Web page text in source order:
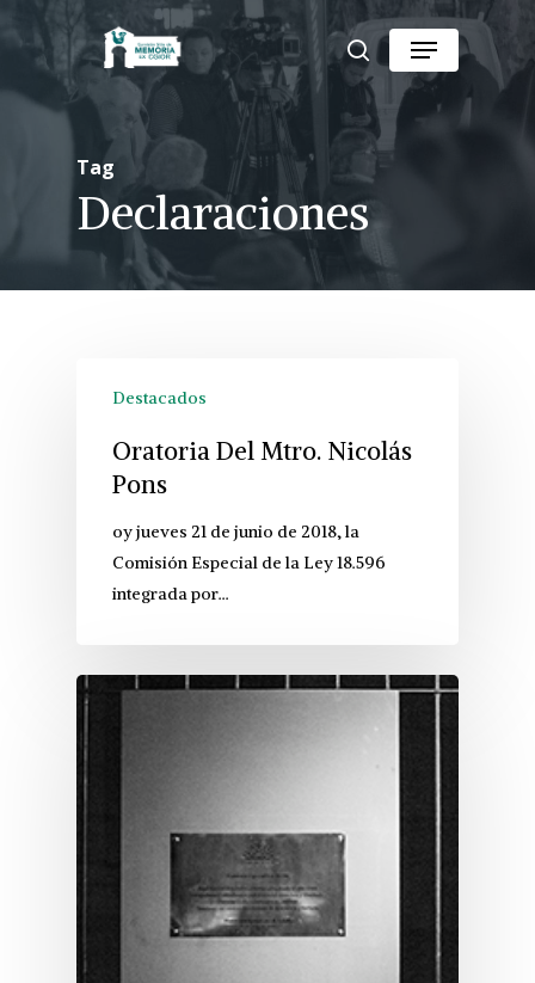
content
search
Menu
Tag
Declaraciones
Destacados
Oratoria Del Mtro. Nicolás
Pons
oy jueves 21 de junio de 2018, la
Comisión Especial de la Ley 18.596
integrada por…
Close